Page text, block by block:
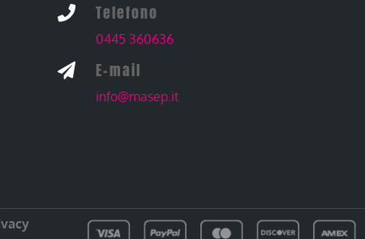
 Telefono
0445 360636
 E-mail
info@masep.it